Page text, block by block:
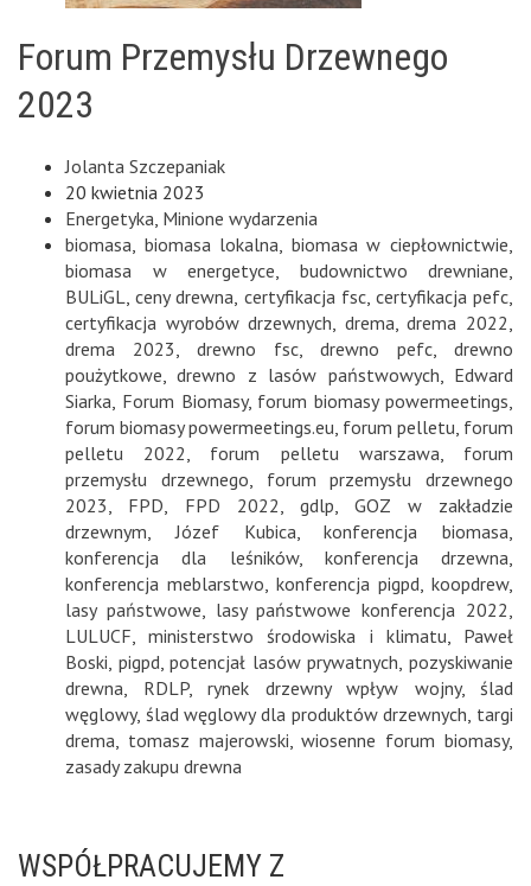
Forum Przemysłu Drzewnego
2023
Jolanta Szczepaniak
20 kwietnia 2023
Energetyka, Minione wydarzenia
biomasa, biomasa lokalna, biomasa w ciepłownictwie,
biomasa w energetyce, budownictwo drewniane,
BULiGL,ceny drewna, certyfikacja fsc, certyfikacja pefc,
certyfikacja wyrobów drzewnych, drema,drema 2022,
drema 2023, drewno fsc, drewno pefc, drewno
poużytkowe,drewno z lasów państwowych, Edward
Siarka, Forum Biomasy, forum biomasy powermeetings,
forum biomasy powermeetings.eu, forum pelletu, forum
pelletu 2022, forum pelletu warszawa, forum
przemysłu drzewnego, forum przemysłu drzewnego
2023, FPD, FPD 2022,gdlp,GOZ w zakładzie
drzewnym,Józef Kubica,konferencja biomasa,
konferencja dla leśników, konferencja drzewna,
konferencja meblarstwo, konferencja pigpd, koopdrew,
lasy państwowe, lasy państwowe konferencja 2022,
LULUCF,ministerstwo środowiska i klimatu, Paweł
Boski, pigpd,potencjał lasów prywatnych,pozyskiwanie
drewna, RDLP, rynek drzewny wpływ wojny, ślad
węglowy, ślad węglowy dla produktów drzewnych, targi
drema, tomasz majerowski,wiosenne forum biomasy,
zasady zakupu drewna
WSPÓŁPRACUJEMY Z